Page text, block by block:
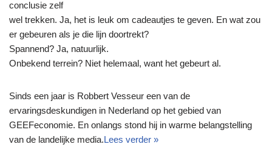
conclusie zelf
wel trekken. Ja, het is leuk om cadeautjes te geven. En wat zou
er gebeuren als je die lijn doortrekt?
Spannend? Ja, natuurlijk.
Onbekend terrein? Niet helemaal, want het gebeurt al.
Sinds een jaar is Robbert Vesseur een van de
ervaringsdeskundigen in Nederland op het gebied van
GEEFeconomie. En onlangs stond hij in warme belangstelling
van de landelijke media.Lees verder »